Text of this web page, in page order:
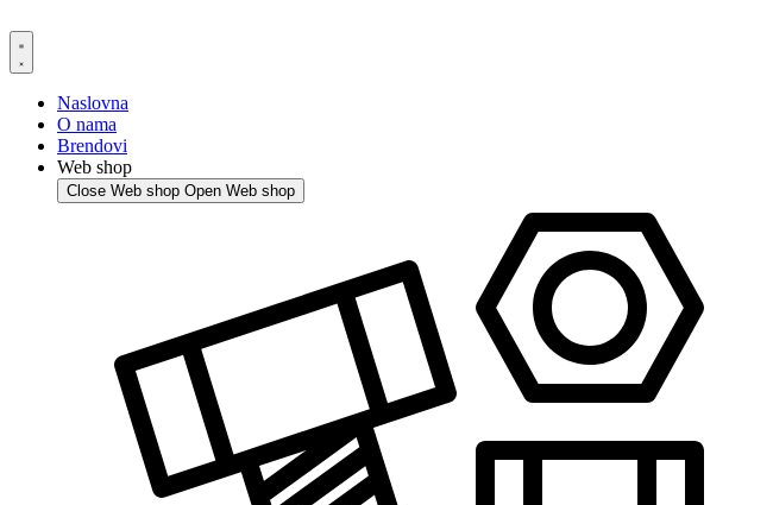
to
content
Naslovna
O nama
Brendovi
Web shop
Close Web shop Open Web shop